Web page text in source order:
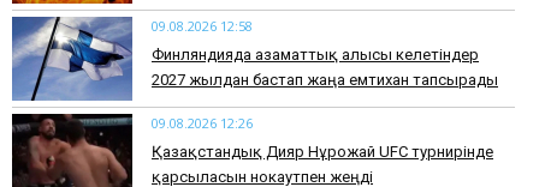
09.08.2026 12:58
Финляндияда азаматтық алғысы келетіндер
2027 жылдан бастап жаңа емтихан тапсырады
09.08.2026 12:26
Қазақстандық Дияр Нұрғожай UFC турнирінде
қарсыласын нокаутпен жеңді